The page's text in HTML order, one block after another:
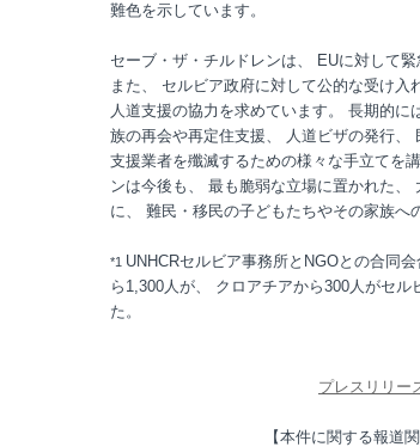
難色を示しています。
セーブ・ザ・チルドレンは、 EUに対して
また、 セルビア政府に対して公的な受け
人道支援の協力を求めています。 長期的
族の再会や再定住支援、 人道ビザの発行
支援業者を殲滅するための様々な手立てを
ンは今後も、 最も脆弱な立場に置かれた
に、 難民・移民の子どもたちやその家族へ
*1 UNHCRセルビア事務所とNGOとの合同
ら1,300人が、 クロアチアから300人がセ
た。
プレスリリー
【本件に関する報道